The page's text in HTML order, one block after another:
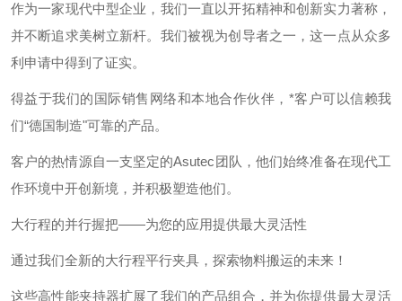
作为一家现代中型企业，我们一直以开拓精神和创新实力著称，
并不断追求美树立新杆。我们被视为创导者之一，这一点从众多
利申请中得到了证实。
得益于我们的国际销售网络和本地合作伙伴，*客户可以信赖我
们“德国制造"可靠的产品。
客户的热情源自一支坚定的Asutec团队，他们始终准备在现代工
作环境中开创新境，并积极塑造他们。
大行程的并行握把——为您的应用提供最大灵活性
通过我们全新的大行程平行夹具，探索物料搬运的未来！
这些高性能夹持器扩展了我们的产品组合，并为你提供最大灵活